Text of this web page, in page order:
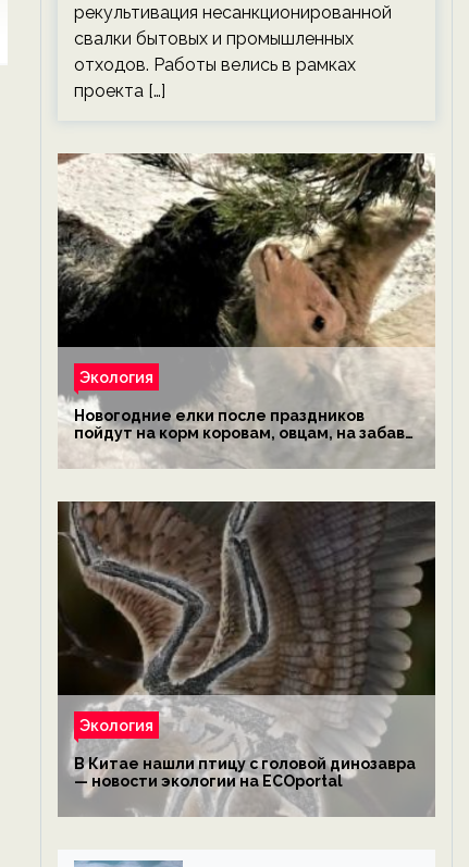
рекультивация несанкционированной
свалки бытовых и промышленных
отходов. Работы велись в рамках
проекта […]
Экология
Новогодние елки после праздников
пойдут на корм коровам, овцам, на забаву
обезьянам, львам и леопардам — новости
экологии на ECOportal
Экология
В Китае нашли птицу с головой динозавра
— новости экологии на ECOportal